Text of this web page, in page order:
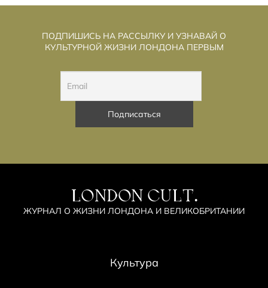
ПОДПИШИСЬ НА РАССЫЛКУ И УЗНАВАЙ О
КУЛЬТУРНОЙ ЖИЗНИ ЛОНДОНА ПЕРВЫМ
LONDON CULT.
ЖУРНАЛ О ЖИЗНИ ЛОНДОНА И ВЕЛИКОБРИТАНИИ
Культура